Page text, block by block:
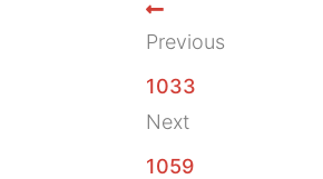
Previous
1033
Next
1059